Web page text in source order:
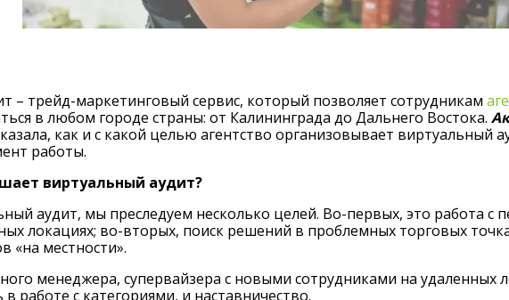
– трейд-маркетинговый сервис, который позволяет сотрудникам
в любом городе страны: от Калининграда до Дальнего Востока.
как и с какой целью агентство организовывает виртуальный
работы.
виртуальный аудит?
аудит, мы преследуем несколько целей. Во-первых, это работа с
локациях; во-вторых, поиск решений в проблемных торговых
«на местности».
менеджера, супервайзера с новыми сотрудниками на удаленных
работе с категориями, и наставничество.